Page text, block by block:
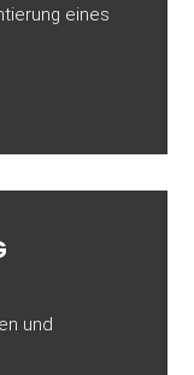
eines
und